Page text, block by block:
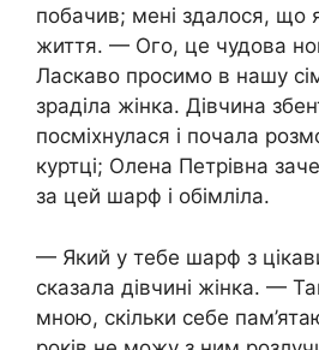
побачив; мені здалося, що
життя. — Ого, це чудова
Ласкаво просимо в нашу
зраділа жінка. Дівчина
посміхнулася і почала
куртці; Олена Петрівна
за цей шарф і обімліла.
— Який у тебе шарф з
сказала дівчині жінка. —
мною, скільки себе